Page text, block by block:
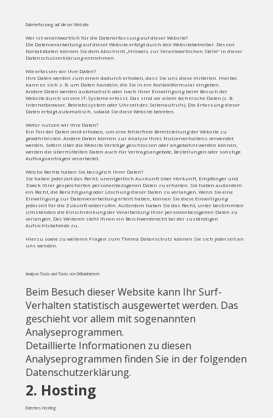
Datenerfassung auf dieser Website
Wer ist verantwortlich für die Datenerfassung auf dieser Website?
Die Datenverarbeitung auf dieser Website erfolgt durch den Websitebetreiber. Dessen
Kontaktdaten können Sie dem Abschnitt „Hinweis zur Verantwortlichen Stelle“ in dieser
Datenschutzerklärung entnehmen.
Wie erfassen wir Ihre Daten?
Ihre Daten werden zum einen dadurch erhoben, dass Sie uns diese mitteilen. Hierbei
kann es sich z. B. um Daten handeln, die Sie in ein Kontaktformular eingeben.
Andere Daten werden automatisch oder nach Ihrer Einwilligung beim Besuch der
Website durch unsere IT-Systeme erfasst. Das sind vor allem technische Daten (z. B.
Internetbrowser, Betriebssystem oder Uhrzeit des Seitenaufrufs). Die Erfassung dieser
Daten erfolgt automatisch, sobald Sie diese Website betreten.
Wofür nutzen wir Ihre Daten?
Ein Teil der Daten wird erhoben, um eine fehlerfreie Bereitstellung der Website zu
gewährleisten. Andere Daten können zur Analyse Ihres Nutzerverhaltens verwendet
werden. Sofern über die Website Verträge geschlossen oder angebahnt werden können,
werden die übermittelten Daten auch für Vertragsangebote, Bestellungen oder sonstige
Auftragsanfragen verarbeitet.
Welche Rechte haben Sie bezüglich Ihrer Daten?
Sie haben jederzeit das Recht, unentgeltlich Auskunft über Herkunft, Empfänger und
Zweck Ihrer gespeicherten personenbezogenen Daten zu erhalten. Sie haben außerdem
ein Recht, die Berichtigung oder Löschung dieser Daten zu verlangen. Wenn Sie eine
Einwilligung zur Datenverarbeitung erteilt haben, können Sie diese Einwilligung
jederzeit für die Zukunft widerrufen. Außerdem haben Sie das Recht, unter bestimmten
Umständen die Einschränkung der Verarbeitung Ihrer personenbezogenen Daten zu
verlangen. Des Weiteren steht Ihnen ein Beschwerderecht bei der zuständigen
Aufsichtsbehörde zu.
Hierzu sowie zu weiteren Fragen zum Thema Datenschutz können Sie sich jederzeit an
uns wenden.
Analyse-Tools und Tools von Drittanbietern
Beim Besuch dieser Website kann Ihr Surf-
Verhalten statistisch ausgewertet werden. Das
geschieht vor allem mit sogenannten
Analyseprogrammen.
Detaillierte Informationen zu diesen
Analyseprogrammen finden Sie in der folgenden
Datenschutzerklärung.
2. Hosting
Externes Hosting